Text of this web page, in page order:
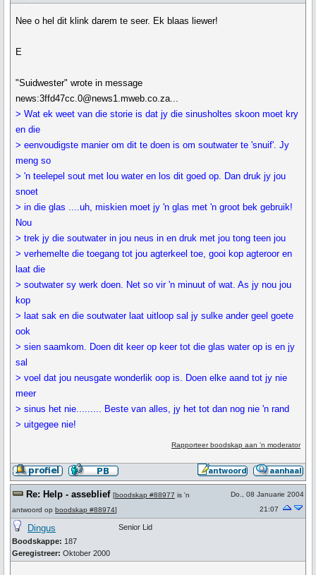
Nee o hel dit klink darem te seer. Ek blaas liewer!
E
"Suidwester" wrote in message
news:3ffd47cc.0@news1.mweb.co.za...
> Wat ek weet van die storie is dat jy die sinusholtes skoon moet kry
en die
> eenvoudigste manier om dit te doen is om soutwater te 'snuif'. Jy
meng so
> 'n teelepel sout met lou water en los dit goed op. Dan druk jy jou
snoet
> in die glas ....uh, miskien moet jy 'n glas met 'n groot bek gebruik!
Nou
> trek jy die soutwater in jou neus in en druk met jou tong teen jou
> verhemelte die toegang tot jou agterkeel toe, gooi kop agteroor en
laat die
> soutwater sy werk doen. Net so vir 'n minuut of wat. As jy nou jou
kop
> laat sak en die soutwater laat uitloop sal jy sulke ander geel goete
ook
> sien saamkom. Doen dit keer op keer tot die glas water op is en jy
sal
> voel dat jou neusgate wonderlik oop is. Doen elke aand tot jy nie
meer
> sinus het nie......... Beste van alles, jy het tot dan nog nie 'n rand
> uitgegee nie!
Rapporteer boodskap aan 'n moderator
Re: Help - asseblief [boodskap #88977 is 'n
antwoord op boodskap #88974]
Do., 08 Januarie 2004
21:07
Dingus
Boodskappe: 187
Geregistreer: Oktober 2000
Senior Lid